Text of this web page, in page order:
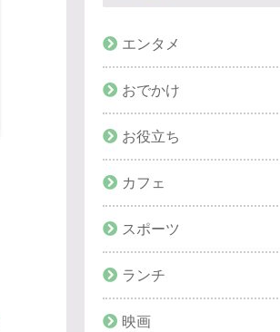
エンタメ
おでかけ
お役立ち
カフェ
スポーツ
ランチ
映画